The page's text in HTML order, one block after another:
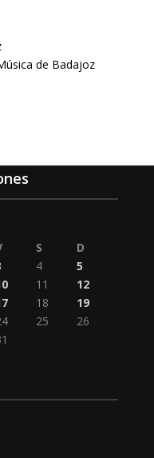
de Badajoz
S
D
4
5
11
12
18
19
25
26